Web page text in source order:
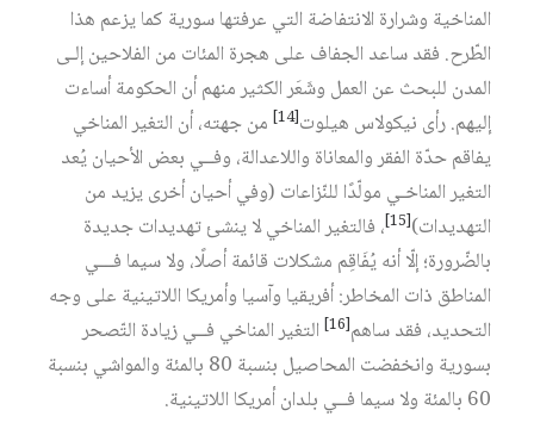
المناخية وشرارة الانتفاضة التي عرفتها سورية كما يزعم هذا
الطّرح. فقد ساعد الجفاف على هجرة المئات من الفلاحين إلـى
المدن للبحث عن العمل وشَعَر الكثير منهم أن الحكومة أساءت
إليهم. رأى نيكولاس هيلوت‏[14]
من جهته، أن التغير المناخي
يفاقم حدّة الفقر والمعاناة واللاعدالة، وفــي بعض الأحيان يُعد
التغير المناخـي مولّدًا للنّزاعات (وفي أحيان أخرى يزيد من
التهديدات)‏[15]
، فالتغير المناخي لا ينشئ تهديدات جديدة
بالضّرورة؛ إلّا أنه يُفَاقِم مشكلات قائمة أصلًا، ولا سيما فـــي
المناطق ذات المخاطر: أفريقيا وآسيا وأمريكا اللاتينية على وجه
التحديد، فقد ساهم‏[16]
التغير المناخي فــي زيادة التّصحر
بسورية وانخفضت المحاصيل بنسبة 80 بالمئة والمواشي بنسبة
60 بالمئة ولا سيما فــي بلدان أمريكا اللاتينية.